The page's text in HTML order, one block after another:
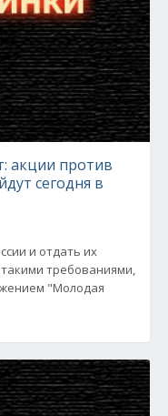
акции против
сегодня в
и отдать их
требованиями,
"Молодая